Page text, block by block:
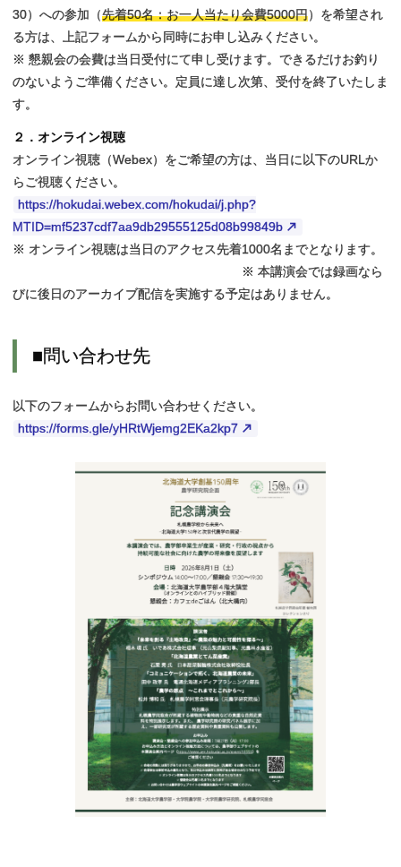
30）への参加（先着50名：お一人当たり会費5000円）を希望され
る方は、上記フォームから同時にお申し込みください。
※ 懇親会の会費は当日受付にて申し受けます。できるだけお釣り
のないようご準備ください。定員に達し次第、受付を終了いたしま
す。
２．オンライン視聴
オンライン視聴（Webex）をご希望の方は、当日に以下のURLか
らご視聴ください。
https://hokudai.webex.com/hokudai/j.php?
MTID=mf5237cdf7aa9db29555125d08b99849b
※ オンライン視聴は当日のアクセス先着1000名までとなります。
※ 本講演会では録画なら
びに後日のアーカイブ配信を実施する予定はありません。
■問い合わせ先
以下のフォームからお問い合わせください。
https://forms.gle/yHRtWjemg2EKa2kp7